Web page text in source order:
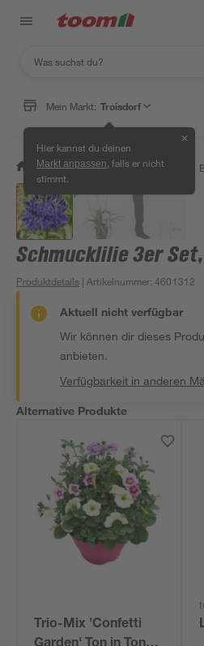
Mein Markt: Troisdorf
Hier kannst du deinen
Markt anpassen , falls er nicht
stimmt.
✕
/ Garten & Freizeit / Pflanzen
Schmucklilie 3er Set,
Produktdetails | Artikelnummer:4601312
Aktuell nicht verfügbar
Wir können dir dieses
anbieten.
Verfügbarkeit in anderen
Alternative Produkte
Trio-Mix 'Confetti